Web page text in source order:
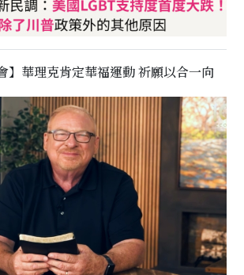
】華理克肯定華福運動 祈願以合一向